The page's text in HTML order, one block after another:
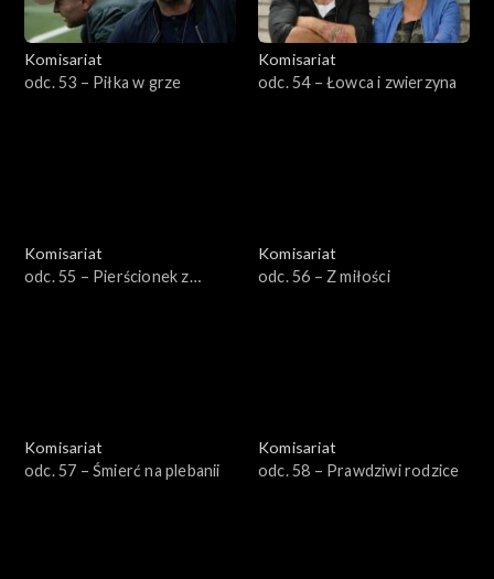
Komisariat
odc. 53 – Piłka w grze
Komisariat
odc. 54 – Łowca i zwierzyna
Komisariat
odc. 55 – Pierścionek z
Komisariat
odc. 56 – Z miłości
Komisariat
odc. 57 – Śmierć na plebanii
Komisariat
odc. 58 – Prawdziwi rodzice